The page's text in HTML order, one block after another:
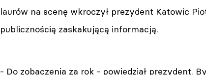
laurów na scenę wkroczył prezydent Katowic
publicznością zaskakującą informacją.
- Do zobaczenia za rok - powiedział prezydent.